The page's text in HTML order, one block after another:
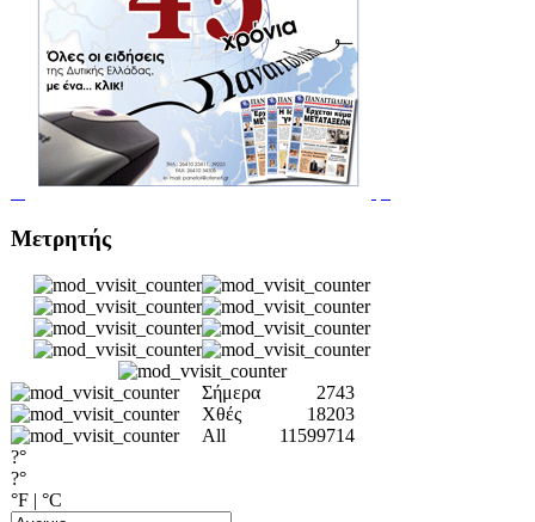
Μετρητής
Σήμερα
2743
Χθές
18203
All
11599714
?°
?°
°F | °C